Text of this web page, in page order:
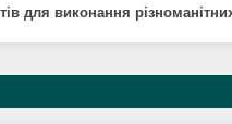
для виконання